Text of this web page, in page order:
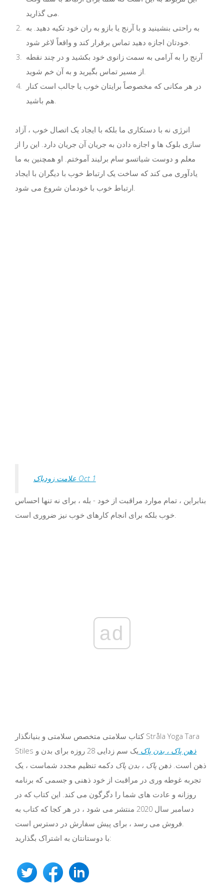
می گذارید.
به راحتی بنشینید و با آرنج یا بازو به ران خود تکیه دهید. به
خودتان اجازه دهید تماس برقرار کند و واقعاً لاغر شود.
آرنج را به آرامی به سمت زانوی خود بکشید و در چند نقطه
از مسیر تماس بگیرید و به آن خم شوید.
در هر مکانی که مخصوصاً برایتان خوب یا جالب است کنار
هم باشید.
انرژی نه با دستکاری ما بلکه با ایجاد یک اتصال خوب ، آزاد
سازی بلوک ها و اجازه دادن به جریان آن جریان دارد. این را از
معلم و دوست شیاتسو سام برلیند آموختم. او همچنین به ما
یادآوری می کند که ساخت یک ارتباط خوب با دیگران با ایجاد
ارتباط خوب با خودمان شروع می شود.
علامت زودیاک Oct 1
بنابراین ، تمام موارد مراقبت از خود - بله ، برای نه تنها احساس
خوب بلکه برای انجام کارهای خوب نیز ضروری است.
ad
کتاب سلامتی متخصص سلامتی و بنیانگذار Stråla Yoga Tara
Stiles
ذهن پاک ، بدن پاک
یک سم زدایی 28 روزه برای بدن و
ذهن است. ذهن پاک ، بدن پاک دکمه تنظیم مجدد شماست ، یک
تجربه غوطه وری در مراقبت از خود ذهنی و جسمی که برنامه
روزانه و عادت های شما را دگرگون می کند. این کتاب که در
دسامبر سال 2020 منتشر می شود ، در هر کجا که کتاب به
فروش می رسد ، برای پیش سفارش در دسترس است.
با دوستانتان به اشتراک بگذارید: